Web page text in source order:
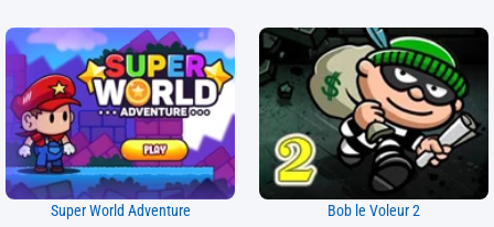
Super World Adventure Bob le Voleur 2